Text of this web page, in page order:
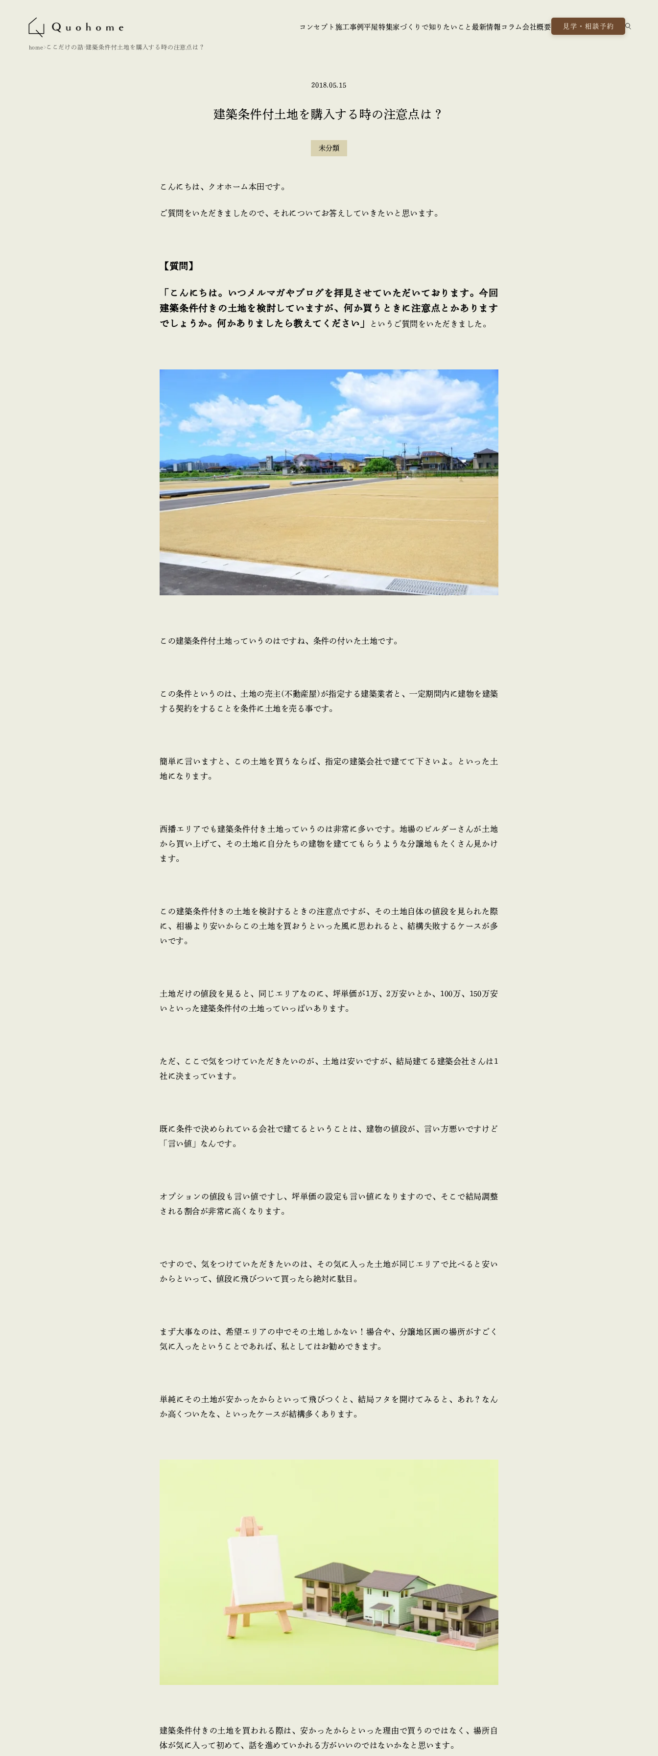
コンセプト 施工事例平屋特集家づくりで知りたいこと最新情報 コラム 会社概要 見学・相談予約
home ここだけの話 建築条件付土地を購入する時の注意点は？
2018.05.15
建築条件付土地を購入する時の注意点は？
未分類
こんにちは、クオホーム本田です。
ご質問をいただきましたので、それについてお答えしていきたいと思います。
【質問】
「こんにちは。いつメルマガやブログを拝見させていただいております。今回
建築条件付きの土地を検討していますが、何か買うときに注意点とかあります
でしょうか。何かありましたら教えてください」
というご質問をいただきました。
この建築条件付土地っていうのはですね、条件の付いた土地です。
この条件というのは、土地の売主(不動産屋)が指定する建築業者と、一定期間内に建物を建築
する契約をすることを条件に土地を売る事です。
簡単に言いますと、この土地を買うならば、指定の建築会社で建てて下さいよ。といった土
地になります。
西播エリアでも建築条件付き土地っていうのは非常に多いです。地場のビルダーさんが土地
から買い上げて、その土地に自分たちの建物を建ててもらうような分譲地もたくさん見かけ
ます。
この建築条件付きの土地を検討するときの注意点ですが、その土地自体の値段を見られた際
に、相場より安いからこの土地を買おうといった風に思われると、結構失敗するケースが多
いです。
土地だけの値段を見ると、同じエリアなのに、坪単価が1万、2万安いとか、100万、150万安
いといった建築条件付の土地っていっぱいあります。
ただ、ここで気をつけていただきたいのが、土地は安いですが、結局建てる建築会社さんは1
社に決まっています。
既に条件で決められている会社で建てるということは、建物の値段が、言い方悪いですけど
「言い値」なんです。
オプションの値段も言い値ですし、坪単価の設定も言い値になりますので、そこで結局調整
される割合が非常に高くなります。
ですので、気をつけていただきたいのは、その気に入った土地が同じエリアで比べると安い
からといって、値段に飛びついて買ったら絶対に駄目。
まず大事なのは、希望エリアの中でその土地しかない！場合や、分譲地区画の場所がすごく
気に入ったということであれば、私としてはお勧めできます。
単純にその土地が安かったからといって飛びつくと、結局フタを開けてみると、あれ？なん
か高くついたな、といったケースが結構多くあります。
建築条件付きの土地を買われる際は、安かったからといった理由で買うのではなく、場所自
体が気に入って初めて、話を進めていかれる方がいいのではないかなと思います。